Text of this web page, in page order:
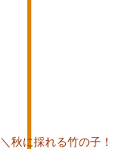
＼秋に採れる竹の子！